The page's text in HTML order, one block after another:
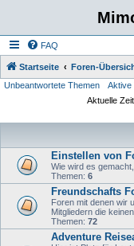
FAQ
Startseite Foren-
Unbeantwortete Themen Aktive
Aktuelle
Einstellen von
Wie wird es
Themen: 6
Freundschafts
Foren mit denen wir
Mitgliedern die
Themen: 72
Adventure